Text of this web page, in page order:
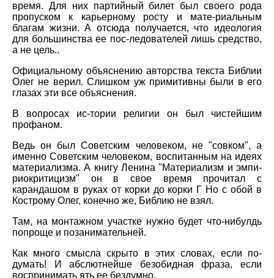
время. Для них партийный билет был своего рода
пропуском к карьерному росту и мате-риальным
благам жизни. А отсюда получается, что идеология
для большинства ее пос-ледователей лишь средство,
а не цель..
Официальному объяснению авторства текста Библии
Олег не верил. Слишком уж примитивны были в его
глазах эти все объяснения.
В вопросах ис-тории религии он был чистейшим
профаном.
Ведь он был Советским человеком, не "совком", а
именно Советским человеком, воспитанным на идеях
материализма. А книгу Ленина "Материализм и эмпи-
риокритицизм" он в свое время прочитал с
карандашом в руках от корки до корки Г Но с обой в
Кострому Олег, конечно же, Библию не взял.
Там, на монтажном участке нужно будет что-нибулдь
попроще и позанимательней.
Как много смысла скрыто в этих словах, если по-
думать! И абслютнейше безобидная фраза, если
воспринимать ять ее бездумно.